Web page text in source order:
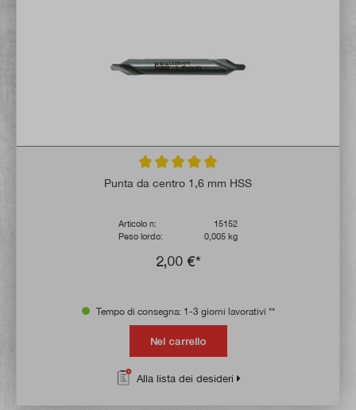
Valutazione media di 5 su 5 stelle
Punta da centro 1,6 mm HSS
Articolo n:
15152
Peso lordo:
0,005 kg
2,00 €*
Tempo di consegna: 1-3 giorni lavorativi **
Nel carrello
Alla lista dei desideri